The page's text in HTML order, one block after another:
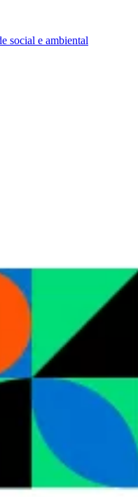
social e ambiental